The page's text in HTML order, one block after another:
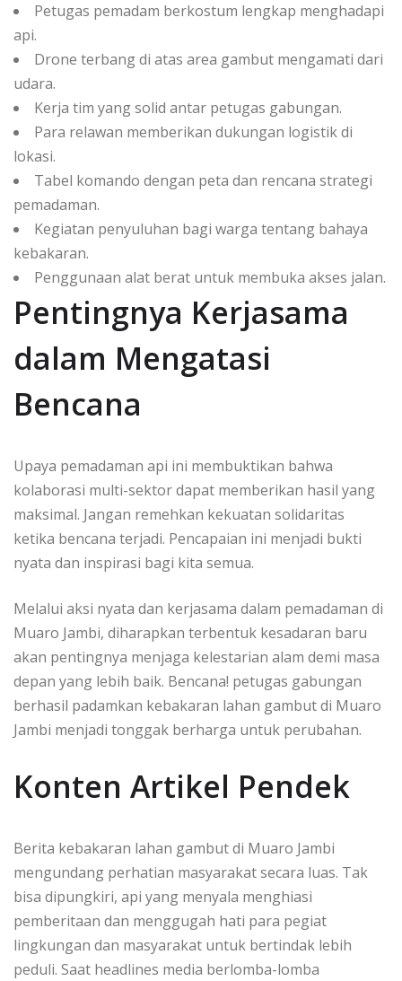
Petugas pemadam berkostum lengkap menghadapi
api.
Drone terbang di atas area gambut mengamati dari
udara.
Kerja tim yang solid antar petugas gabungan.
Para relawan memberikan dukungan logistik di
lokasi.
Tabel komando dengan peta dan rencana strategi
pemadaman.
Kegiatan penyuluhan bagi warga tentang bahaya
kebakaran.
Penggunaan alat berat untuk membuka akses jalan.
Pentingnya Kerjasama
dalam Mengatasi
Bencana
Upaya pemadaman api ini membuktikan bahwa
kolaborasi multi-sektor dapat memberikan hasil yang
maksimal. Jangan remehkan kekuatan solidaritas
ketika bencana terjadi. Pencapaian ini menjadi bukti
nyata dan inspirasi bagi kita semua.
Melalui aksi nyata dan kerjasama dalam pemadaman di
Muaro Jambi, diharapkan terbentuk kesadaran baru
akan pentingnya menjaga kelestarian alam demi masa
depan yang lebih baik. Bencana! petugas gabungan
berhasil padamkan kebakaran lahan gambut di Muaro
Jambi menjadi tonggak berharga untuk perubahan.
Konten Artikel Pendek
Berita kebakaran lahan gambut di Muaro Jambi
mengundang perhatian masyarakat secara luas. Tak
bisa dipungkiri, api yang menyala menghiasi
pemberitaan dan menggugah hati para pegiat
lingkungan dan masyarakat untuk bertindak lebih
peduli. Saat headlines media berlomba-lomba